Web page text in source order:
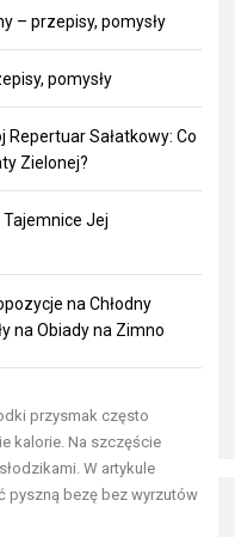
– przepisy, pomysły
pomysły
Repertuar Sałatkowy: Co
Zielonej?
Jej
na Chłodny
na Obiady na Zimno
przysmak często
kalorie. Na szczęście
W artykule
pyszną bezę bez wyrzutów